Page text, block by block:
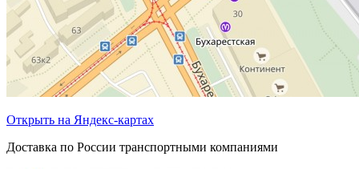
Открыть на Яндекс-картах
Доставка по России транспортными компаниями